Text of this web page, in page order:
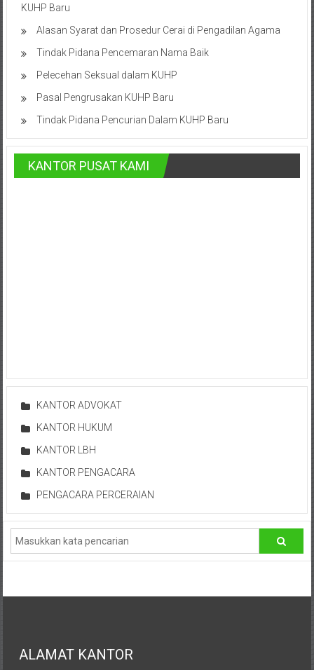
Padang,
Jakarta
Pusat,
Bontang,
Demak,
Kudus,
Depok,
Kantor
Hukum
LBH,
Law
Office
/
Pengacara
KUHP Baru
Alasan Syarat dan Prosedur Cerai di Pengadilan Agama
Tindak Pidana Pencemaran Nama Baik
Pelecehan Seksual dalam KUHP
Pasal Pengrusakan KUHP Baru
Tindak Pidana Pencurian Dalam KUHP Baru
KANTOR PUSAT KAMI
KANTOR ADVOKAT
KANTOR HUKUM
KANTOR LBH
KANTOR PENGACARA
PENGACARA PERCERAIAN
ALAMAT KANTOR